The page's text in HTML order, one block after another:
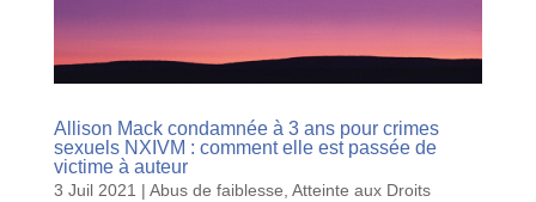
Allison Mack condamnée à 3 ans pour crimes
sexuels NXIVM : comment elle est passée de
victime à auteur
3 Juil 2021 | Abus de faiblesse Atteinte aux Droits